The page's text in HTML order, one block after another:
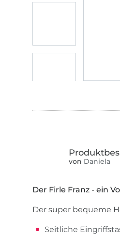
von Daniela
Der Firle Franz - ein
Der super bequeme
Seitliche